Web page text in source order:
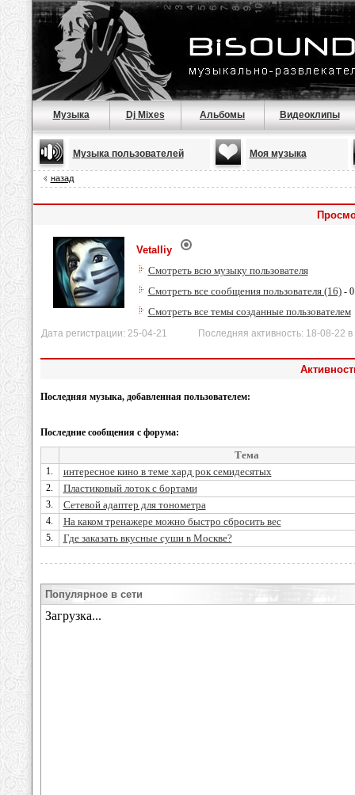
Музыка Dj Mixes Альбомы Видеоклипы
Музыка пользователей Моя музыка
назад
Vetalliy
Смотреть всю музыку пользователя
Смотреть все сообщения пользователя (16)-
Смотреть все темы созданные пользователем
Дата регистрации: 25-04-21 Последняя активность: 18-08-22 в
Последняя музыка, добавленная пользователем:
Последние сообщения с форума:
Тема
1. интересное кино в теме хард рок семидесятых
2. Пластиковый лоток с бортами
3. Сетевой адаптер для тонометра
4. На каком тренажере можно быстро сбросить вес
5. Где заказать вкусные суши в Москве?
Популярное в сети